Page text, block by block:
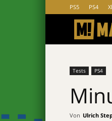
PS5 PS4
Tests PS4
Von Ulrich